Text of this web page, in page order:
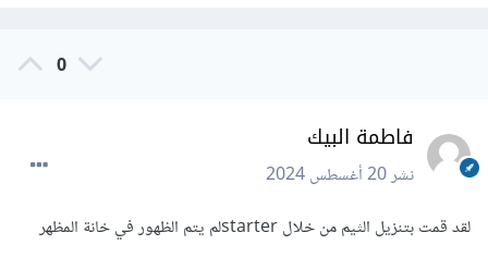
0
فاطمة البيك
نشر20 أغسطس 2024
لقد قمت بتنزيل الثيم من خلال starterلم يتم الظهور في خانة المظهر